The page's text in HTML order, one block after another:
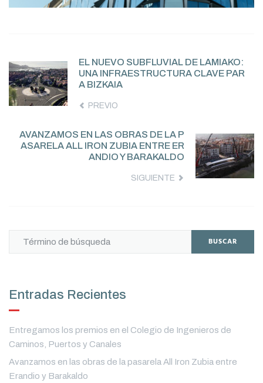
EL NUEVO SUBFLUVIAL DE LAMIAKO:
UNA INFRAESTRUCTURA CLAVE PAR
A BIZKAIA
PREVIO
AVANZAMOS EN LAS OBRAS DE LA P
ASARELA ALL IRON ZUBIA ENTRE ER
ANDIO Y BARAKALDO
SIGUIENTE
BUSCAR
Entradas Recientes
Entregamos los premios en el Colegio de Ingenieros de
Caminos, Puertos y Canales
Avanzamos en las obras de la pasarela All Iron Zubia entre
Erandio y Barakaldo